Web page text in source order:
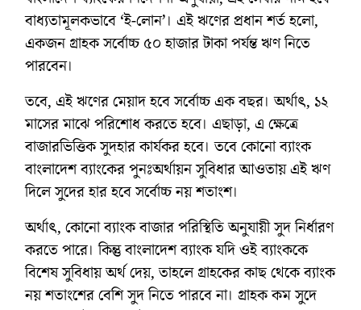
বাধ্যতামূলকভাবে ‘ই-লোন’। এই ঋণের প্রধান শর্ত হলো,
একজন গ্রাহক সর্বোচ্চ ৫০ হাজার টাকা পর্যন্ত ঋণ নিতে
পারবেন।
তবে, এই ঋণের মেয়াদ হবে সর্বোচ্চ এক বছর। অর্থাৎ, ১২
মাসের মাঝে পরিশোধ করতে হবে। এছাড়া, এ ক্ষেত্রে
বাজারভিত্তিক সুদহার কার্যকর হবে। তবে কোনো ব্যাংক
বাংলাদেশ ব্যাংকের পুনঃঅর্থায়ন সুবিধার আওতায় এই ঋণ
দিলে সুদের হার হবে সর্বোচ্চ নয় শতাংশ।
অর্থাৎ, কোনো ব্যাংক বাজার পরিস্থিতি অনুযায়ী সুদ নির্ধারণ
করতে পারে। কিন্তু বাংলাদেশ ব্যাংক যদি ওই ব্যাংককে
বিশেষ সুবিধায় অর্থ দেয়, তাহলে গ্রাহকের কাছ থেকে ব্যাংক
নয় শতাংশের বেশি সুদ নিতে পারবে না। গ্রাহক কম সুদে